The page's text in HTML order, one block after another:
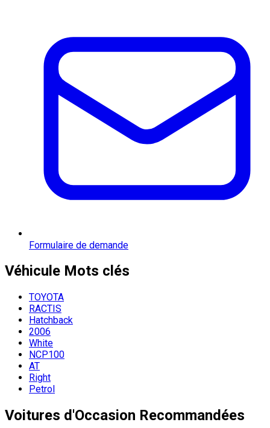
Formulaire de demande
Véhicule Mots clés
TOYOTA
RACTIS
Hatchback
2006
White
NCP100
AT
Right
Petrol
Voitures d'Occasion Recommandées